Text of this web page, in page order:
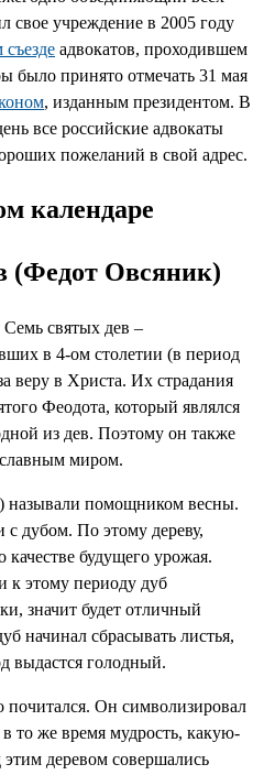
свое учреждение в 2005 году
адвокатов, проходившем
было принято отмечать 31 мая
, изданным президентом. В
все российские адвокаты
пожеланий в свой адрес.
календаре
(Федот Овсяник)
святых дев –
в 4-ом столетии (в период
веру в Христа. Их страдания
Феодота, который являлся
из дев. Поэтому он также
миром.
называли помощником весны.
с дубом. По этому дереву,
качестве будущего урожая.
к этому периоду дуб
значит будет отличный
начинал сбрасывать листья,
выдастся голодный.
Он символизировал
то же время мудрость, какую-
этим деревом совершались